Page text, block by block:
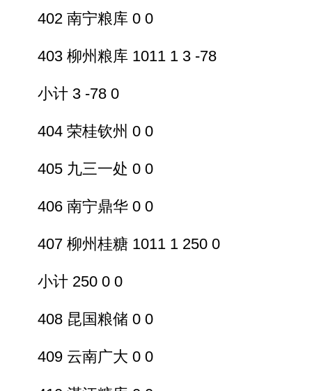
402 南宁粮库 0 0
403 柳州粮库 1011 1 3 -78
小计 3 -78 0
404 荣桂钦州 0 0
405 九三一处 0 0
406 南宁鼎华 0 0
407 柳州桂糖 1011 1 250 0
小计 250 0 0
408 昆国粮储 0 0
409 云南广大 0 0